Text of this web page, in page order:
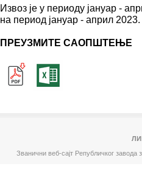
Извоз је у периоду јануар -
на период јануар - април
ПРЕУЗМИТЕ САОПШТЕЊЕ
Званични веб-сајт Републичког